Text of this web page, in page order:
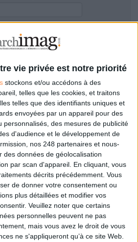
vie privée est notre priorité
stockons et/ou accédons à des
telles que les cookies, et traitons
telles que des identifiants uniques et
envoyées par un appareil pour des
personnalisés, des mesures de publicité
d'audience et le développement de
nos 248 partenaires et nous-
des données de géolocalisation
par scan d'appareil. En cliquant, vous
décrits précédemment. Vous
de donner votre consentement ou
plus détaillées et modifier vos
Veuillez noter que certains
personnelles peuvent ne pas
mais vous avez le droit de vous
ne s'appliqueront qu’à ce site Web.
Filtre anti-spam
de passe oublié ?
de compte?
commenter les articles
mon CV